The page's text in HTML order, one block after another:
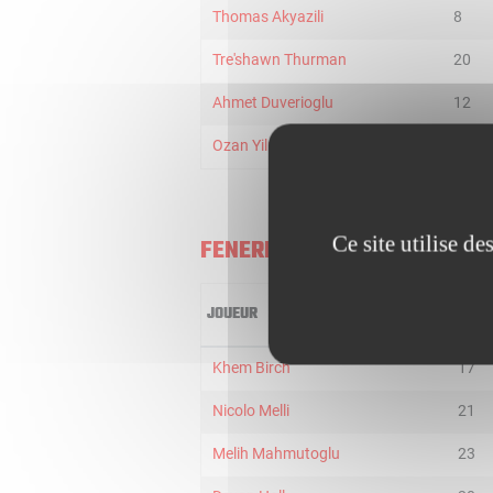
Thomas Akyazili 8
Tre'shawn Thurman 20
Ahmet Duverioglu 12
Ozan Yilmaz
FENERBAHCE ISTANBUL
JOUEUR
Khem Birch 17
Nicolo Melli 21
Melih Mahmutoglu 23
Ce site utilise